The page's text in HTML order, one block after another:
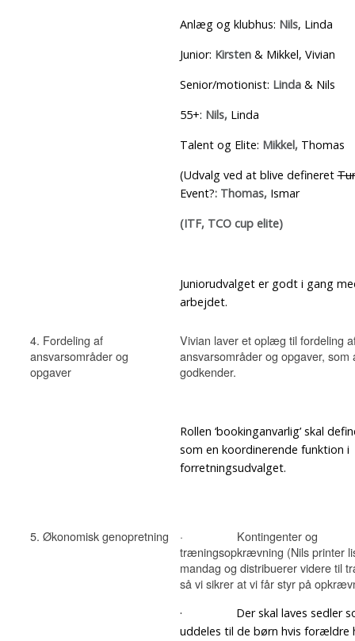
Anlæg og klubhus: Nils, Linda
Junior: Kirsten& Mikkel, Vivian
Senior/motionist: Linda& Nils
55+: Nils, Linda
Talent og Elite: Mikkel, Thomas
(Udvalg ved at blive defineret
Event?: Thomas, Ismar
(ITF, TCO cup elite)
Juniorudvalget er godt i gang
arbejdet.
4. Fordeling af
ansvarsområder og
opgaver
Vivian laver et oplæg til fordeling
ansvarsområder og opgaver, som
godkender.
Rollen ‘bookinganvarlig’ skal
som en koordinerende funktion i
forretningsudvalget.
5. Økonomisk genopretning
· Kontingenter og
træningsopkrævning (Nils printer
mandag og distribuerer videre til
så vi sikrer at vi får styr på
· Der skal laves sedler
uddeles til de børn hvis forældre